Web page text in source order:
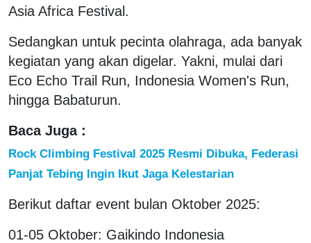
Asia Africa Festival.
Sedangkan untuk pecinta olahraga, ada banyak
kegiatan yang akan digelar. Yakni, mulai dari
Eco Echo Trail Run, Indonesia Women's Run,
hingga Babaturun.
Baca Juga :
Rock Climbing Festival 2025 Resmi Dibuka, Federasi
Panjat Tebing Ingin Ikut Jaga Kelestarian
Berikut daftar event bulan Oktober 2025:
01-05 Oktober: Gaikindo Indonesia